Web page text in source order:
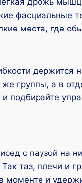
дрожь
фасциальные
места, где
держится
же группы, а в
и подбирайте
с паузой на
таз, плечи и
моменте и